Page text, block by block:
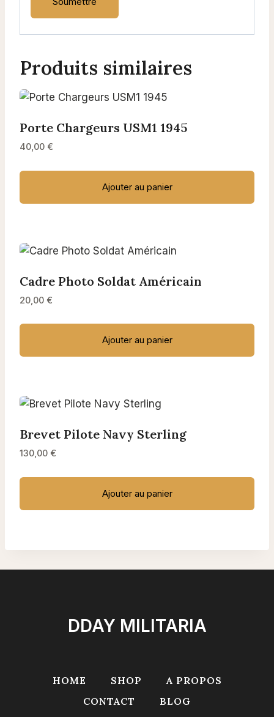
Produits similaires
Porte Chargeurs USM1 1945
40,00 €
Ajouter au panier
Cadre Photo Soldat Américain
20,00 €
Ajouter au panier
Brevet Pilote Navy Sterling
130,00 €
Ajouter au panier
DDAY MILITARIA
HOME SHOP
A PROPOS
CONTACT
BLOG